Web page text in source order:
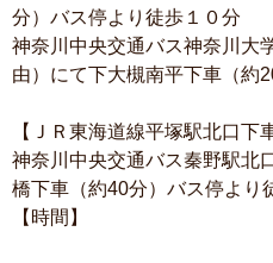
分）バス停より徒歩１０分
神奈川中央交通バス神奈川
由）にて下大槻南平下車（約
【ＪＲ東海道線平塚駅北口下
神奈川中央交通バス秦野駅北
橋下車（約40分）バス停より
【時間】